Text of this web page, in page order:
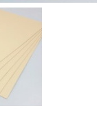
Stories